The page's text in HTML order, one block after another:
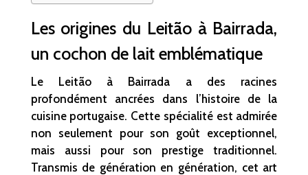
Les origines du Leitão à Bairrada,
un cochon de lait emblématique
Le Leitão à Bairrada a des racines
profondément ancrées dans l’histoire de la
cuisine portugaise. Cette spécialité est admirée
non seulement pour son goût exceptionnel,
mais aussi pour son prestige traditionnel.
Transmis de génération en génération, cet art